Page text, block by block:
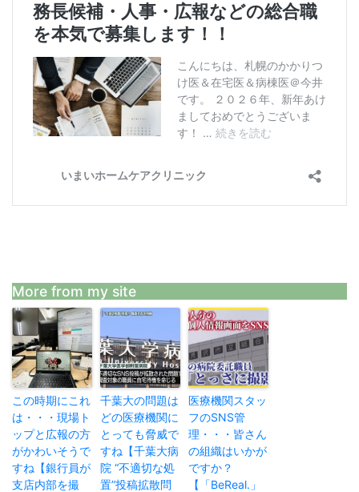
More from my site
この時期にこれ
は・・・現場ト
ップと広報の方
がかわいそうで
すね【銀行員が
支店内部を撮
千葉大の問題は
どの医療機関に
とっても脅威で
すね【千葉大病
院 “不適切な処
置”投稿拡散問
医療機関スタッ
フのSNS管
理・・・皆さん
の組織はいかが
ですか？
【「BeReal.」